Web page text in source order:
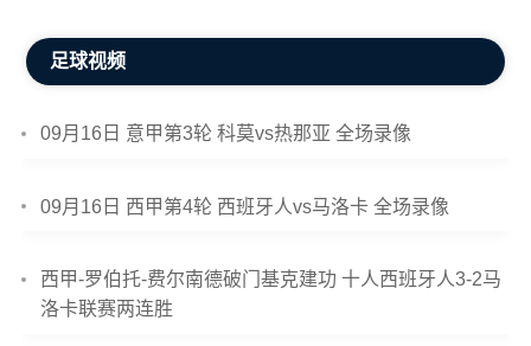
足球视频
09月16日 意甲第3轮 科莫vs热那亚 全场录像
09月16日 西甲第4轮 西班牙人vs马洛卡 全场录像
西甲-罗伯托-费尔南德破门基克建功 十人西班牙人3-2马
洛卡联赛两连胜